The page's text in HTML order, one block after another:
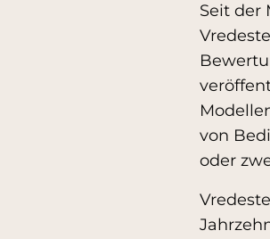
Seit der
von
oder